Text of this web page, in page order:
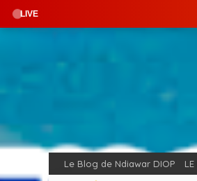
LIVE 🔴 EN
Le Blog de Ndiawar DIOP